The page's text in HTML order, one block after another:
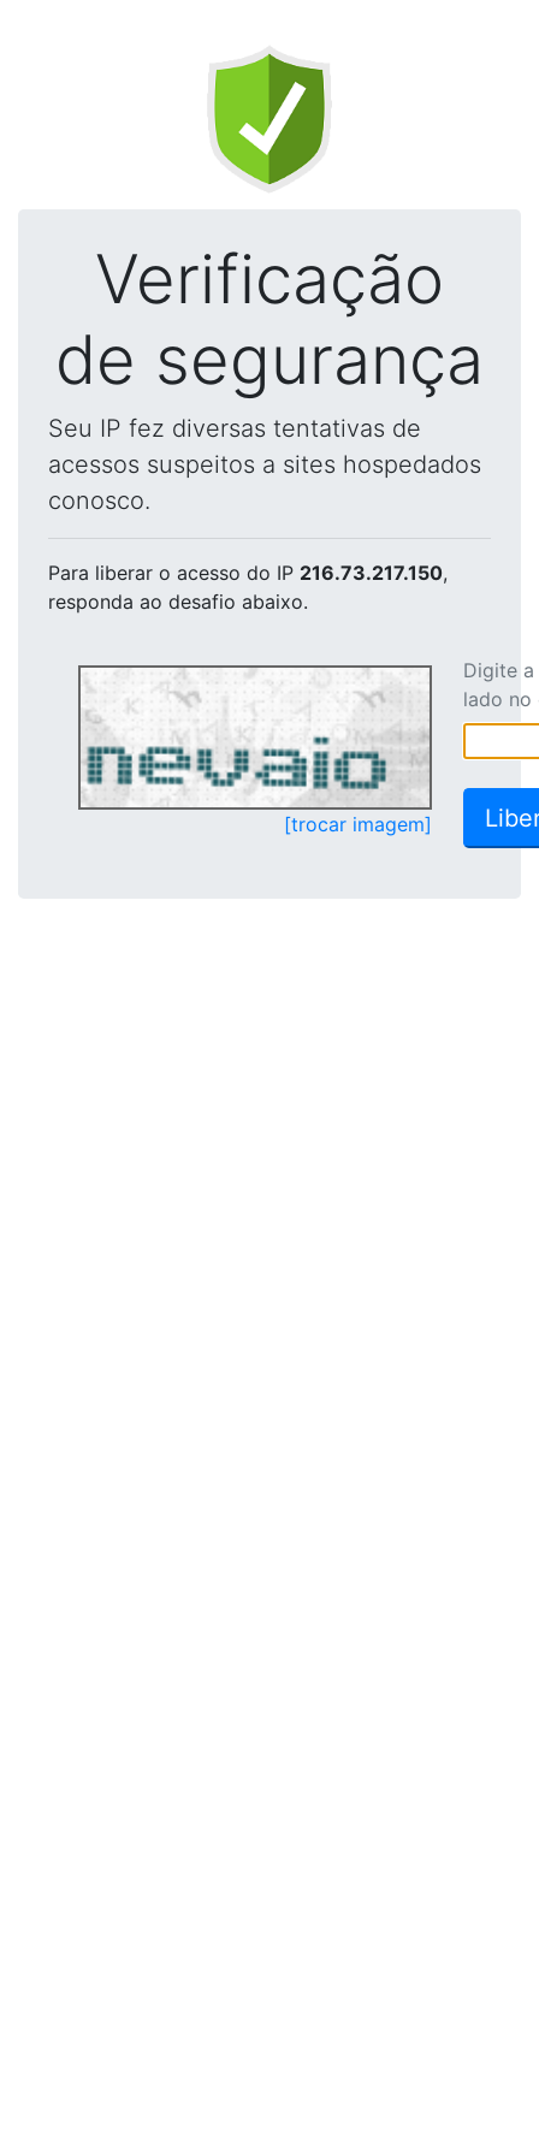
Verificação
de segurança
Seu IP fez diversas tentativas de
acessos suspeitos a sites hospedados
conosco.
Para liberar o acesso do IP 216.73.217.150,
responda ao desafio abaixo.
[trocar imagem]
Digite
lado no